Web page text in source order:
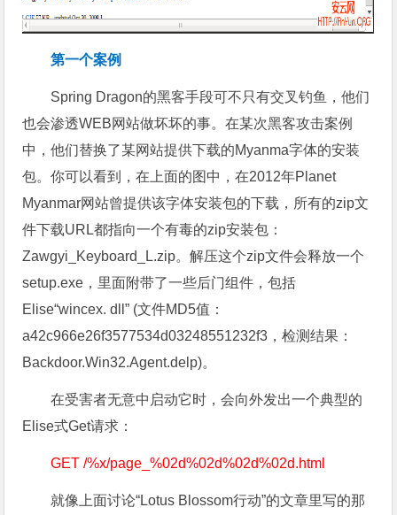
第一个案例
Spring Dragon的黑客手段可不只有交叉钓鱼，他们
也会渗透WEB网站做坏坏的事。在某次黑客攻击案例
中，他们替换了某网站提供下载的Myanma字体的安装
包。你可以看到，在上面的图中，在2012年Planet
Myanmar网站曾提供该字体安装包的下载，所有的zip文
件下载URL都指向一个有毒的zip安装包：
Zawgyi_Keyboard_L.zip。解压这个zip文件会释放一个
setup.exe，里面附带了一些后门组件，包括
Elise“wincex. dll” (文件MD5值：
a42c966e26f3577534d03248551232f3，检测结果：
Backdoor.Win32.Agent.delp)。
在受害者无意中启动它时，会向外发出一个典型的
Elise式Get请求：
GET /%x/page_%02d%02d%02d%02d.html
就像上面讨论“Lotus Blossom行动”的文章里写的那